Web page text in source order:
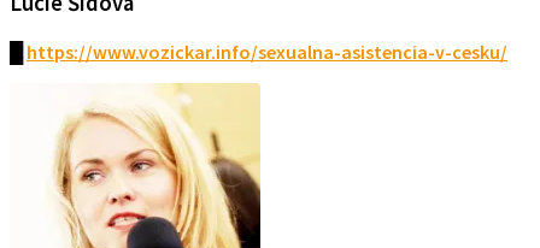
https://www.vozickar.info/sexualna-asistencia-v-cesku/